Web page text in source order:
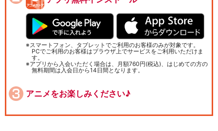
スマートフォン、タブレットでご利用のお客様のみが対象です。
PCでご利用のお客様はブラウザ上でサービスをご利用いただけま
す。
アプリから入会いただく場合は、月額760円(税込)、はじめての方の
無料期間は入会日から14日間となります。
アニメをお楽しみください♪